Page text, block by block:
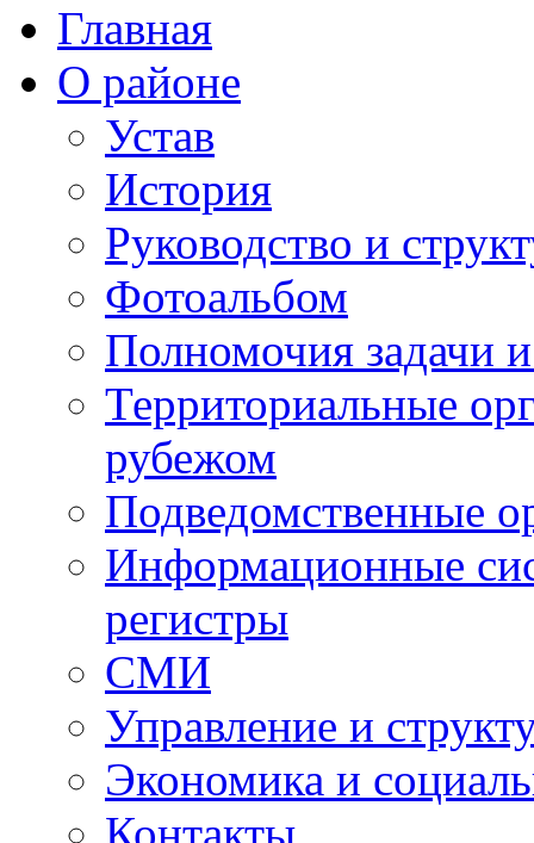
Главная
О районе
Устав
История
Руководство и
Фотоальбом
Полномочия задачи
Территориальные
рубежом
Подведомственные
Информационные
регистры
СМИ
Управление и
Экономика и
Контакты